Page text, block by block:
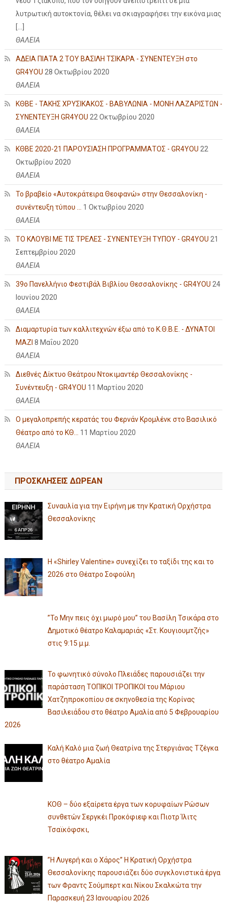
λυτρωτική αυτοκτονία, θέλει να σκιαγραφήσει την εικόνα μιας
ΘΑΛΕΙΑ
ΑΔΕΙΑ ΠΙΑΤΑ 2 ΤΟΥ ΒΑΣΙΛΗ ΤΣΙΚΑΡΑ - ΣΥΝΕΝΤΕΥΞΗ στο
GR4YOU 28 Οκτωβρίου 2020
ΘΑΛΕΙΑ
ΚΘΒΕ - ΤΑΚΗΣ ΧΡΥΣΙΚΑΚΟΣ - ΒΑΒΥΛΩΝΙΑ - ΜΟΝΗ ΛΑΖΑΡΙΣΤΩΝ -
ΣΥΝΕΝΤΕΥΞΗ GR4YOU 22 Οκτωβρίου 2020
ΘΑΛΕΙΑ
ΚΘΒΕ 2020-21 ΠΑΡΟΥΣΙΑΣΗ ΠΡΟΓΡΑΜΜΑΤΟΣ - GR4YOU 22
Οκτωβρίου 2020
ΘΑΛΕΙΑ
Το βραβείο «Αυτοκράτειρα Θεοφανώ» στην Θεσσαλονίκη -
συνέντευξη τύπου ...
1 Οκτωβρίου 2020
ΘΑΛΕΙΑ
ΤΟ ΚΛΟΥΒΙ ΜΕ ΤΙΣ ΤΡΕΛΕΣ - ΣΥΝΕΝΤΕΥΞΗ ΤΥΠΟΥ - GR4YOU 21
Σεπτεμβρίου 2020
ΘΑΛΕΙΑ
39ο Πανελλήνιο Φεστιβάλ Βιβλίου Θεσσαλονίκης - GR4YOU 24
Ιουνίου 2020
ΘΑΛΕΙΑ
Διαμαρτυρία των καλλιτεχνών έξω από το Κ.Θ.Β.Ε. - ΔΥΝΑΤΟΙ
ΜΑΖΙ 8 Μαΐου 2020
ΘΑΛΕΙΑ
Διεθνές Δίκτυο Θεάτρου Ντοκιμαντέρ Θεσσαλονίκης -
Συνέντευξη - GR4YOU 11 Μαρτίου 2020
ΘΑΛΕΙΑ
Ο μεγαλοπρεπής κερατάς του Φερνάν Κρομλένκ στο Βασιλικό
Θέατρο από το ΚΘ...
11 Μαρτίου 2020
ΘΑΛΕΙΑ
ΠΡΟΣΚΛΗΣΕΙΣ ΔΩΡΕΑΝ
Συναυλία για την Ειρήνη με την Κρατική Ορχήστρα
Θεσσαλονίκης
Η «Shirley Valentine» συνεχίζει το ταξίδι της και το
2026 στο Θέατρο Σοφούλη
”Το Μην πεις όχι μωρό μου” του Βασίλη Τσικάρα στο
Δημοτικό θέατρο Καλαμαριάς «Στ. Κουγιουμτζής»
στις 9:15 μ.μ.
Το φωνητικό σύνολο Πλειάδες παρουσιάζει την
παράσταση ΤΟΠΙΚΟΙ ΤΡΟΠΙΚΟΙ του Μάριου
Χατζηπροκοπίου σε σκηνοθεσία της Κορίνας
Βασιλειάδου στο θέατρο Αμαλία από 5 Φεβρουαρίου
2026
Καλή Καλό μια ζωή Θεατρίνα της Στεργιάνας Τζέγκα
στο θέατρο Αμαλία
ΚΟΘ – δύο εξαίρετα έργα των κορυφαίων Ρώσων
συνθετών Σεργκέι Προκόφιεφ και Πιοτρ Ίλιτς
Τσαϊκόφσκι,
”Η Λυγερή και ο Χάρος” Η Κρατική Ορχήστρα
Θεσσαλονίκης παρουσιάζει δύο συγκλονιστικά έργα
των Φραντς Σούμπερτ και Νίκου Σκαλκώτα την
Παρασκευή 23 Ιανουαρίου 2026